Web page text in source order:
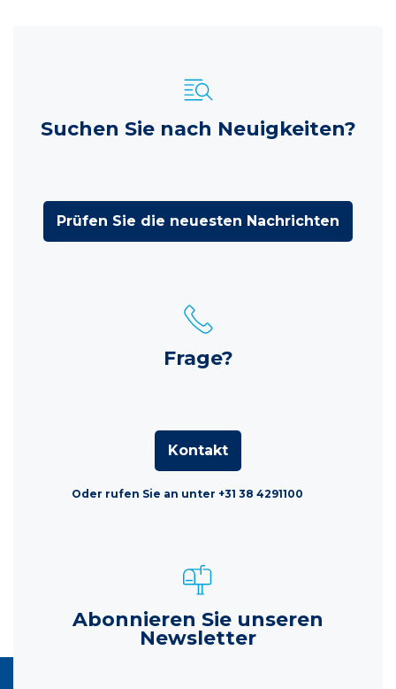
Suchen Sie nach Neuigkeiten?
Prüfen Sie die neuesten Nachrichten
Frage?
Kontakt
Oder rufen Sie an unter +31 38 4291100
Abonnieren Sie unseren
Newsletter